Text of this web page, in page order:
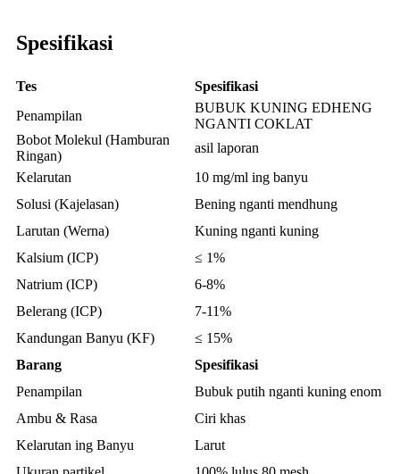
Spesifikasi
Tes
Spesifikasi
Penampilan
BUBUK KUNING EDHENG
NGANTI COKLAT
Bobot Molekul (Hamburan
Ringan)
asil laporan
Kelarutan
10 mg/ml ing banyu
Solusi (Kajelasan)
Bening nganti mendhung
Larutan (Werna)
Kuning nganti kuning
Kalsium (ICP)
≤ 1%
Natrium (ICP)
6-8%
Belerang (ICP)
7-11%
Kandungan Banyu (KF)
≤ 15%
Barang
Spesifikasi
Penampilan
Bubuk putih nganti kuning enom
Ambu & Rasa
Ciri khas
Kelarutan ing Banyu
Larut